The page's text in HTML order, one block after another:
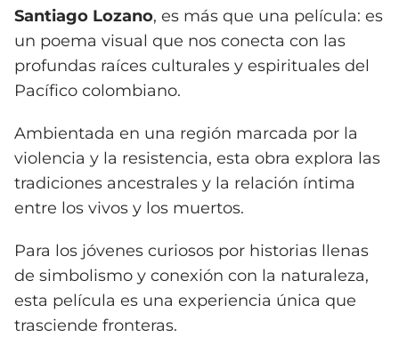
Santiago Lozano, es más que una película: es
un poema visual que nos conecta con las
profundas raíces culturales y espirituales del
Pacífico colombiano.
Ambientada en una región marcada por la
violencia y la resistencia, esta obra explora las
tradiciones ancestrales y la relación íntima
entre los vivos y los muertos.
Para los jóvenes curiosos por historias llenas
de simbolismo y conexión con la naturaleza,
esta película es una experiencia única que
trasciende fronteras.